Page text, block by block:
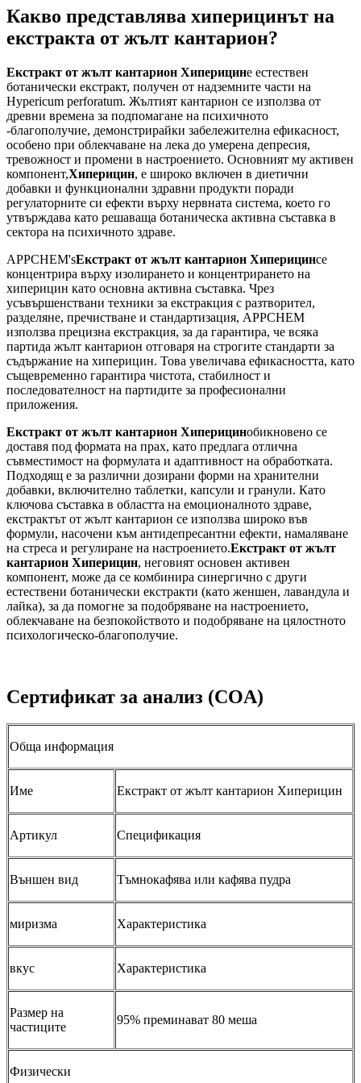
Какво представлява хиперицинът на
екстракта от жълт кантарион?
Екстракт от жълт кантарион Хиперицине естествен
ботанически екстракт, получен от надземните части на
Hypericum perforatum. Жълтият кантарион се използва от
древни времена за подпомагане на психичното
-благополучие, демонстрирайки забележителна ефикасност,
особено при облекчаване на лека до умерена депресия,
тревожност и промени в настроението. Основният му активен
компонент,Хиперицин, е широко включен в диетични
добавки и функционални здравни продукти поради
регулаторните си ефекти върху нервната система, което го
утвърждава като решаваща ботаническа активна съставка в
сектора на психичното здраве.
APPCHEM'sЕкстракт от жълт кантарион Хиперицинсе
концентрира върху изолирането и концентрирането на
хиперицин като основна активна съставка. Чрез
усъвършенствани техники за екстракция с разтворител,
разделяне, пречистване и стандартизация, APPCHEM
използва прецизна екстракция, за да гарантира, че всяка
партида жълт кантарион отговаря на строгите стандарти за
съдържание на хиперицин. Това увеличава ефикасността, като
същевременно гарантира чистота, стабилност и
последователност на партидите за професионални
приложения.
Екстракт от жълт кантарион Хиперицинобикновено се
доставя под формата на прах, като предлага отлична
съвместимост на формулата и адаптивност на обработката.
Подходящ е за различни дозирани форми на хранителни
добавки, включително таблетки, капсули и гранули. Като
ключова съставка в областта на емоционалното здраве,
екстрактът от жълт кантарион се използва широко във
формули, насочени към антидепресантни ефекти, намаляване
на стреса и регулиране на настроението.Екстракт от жълт
кантарион Хиперицин, неговият основен активен
компонент, може да се комбинира синергично с други
естествени ботанически екстракти (като женшен, лавандула и
лайка), за да помогне за подобряване на настроението,
облекчаване на безпокойството и подобряване на цялостното
психологическо-благополучие.
Сертификат за анализ (COA)
Обща информация
Име Екстракт от жълт кантарион Хиперицин
Артикул Спецификация
Външен вид Тъмнокафява или кафява пудра
миризма Характеристика
вкус Характеристика
Размер на
частиците
95% преминават 80 меша
Физически